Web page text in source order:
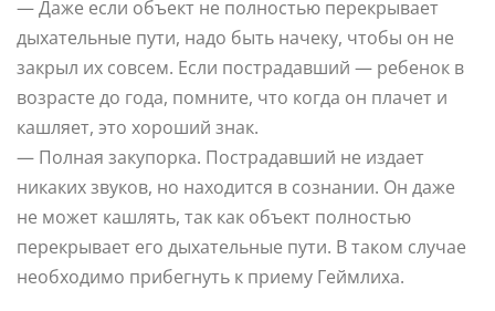
— Даже если объект не полностью перекрывает
дыхательные пути, надо быть начеку, чтобы он не
закрыл их совсем. Если пострадавший — ребенок в
возрасте до года, помните, что когда он плачет и
кашляет, это хороший знак.
— Полная закупорка. Пострадавший не издает
никаких звуков, но находится в сознании. Он даже
не может кашлять, так как объект полностью
перекрывает его дыхательные пути. В таком случае
необходимо прибегнуть к приему Геймлиха.